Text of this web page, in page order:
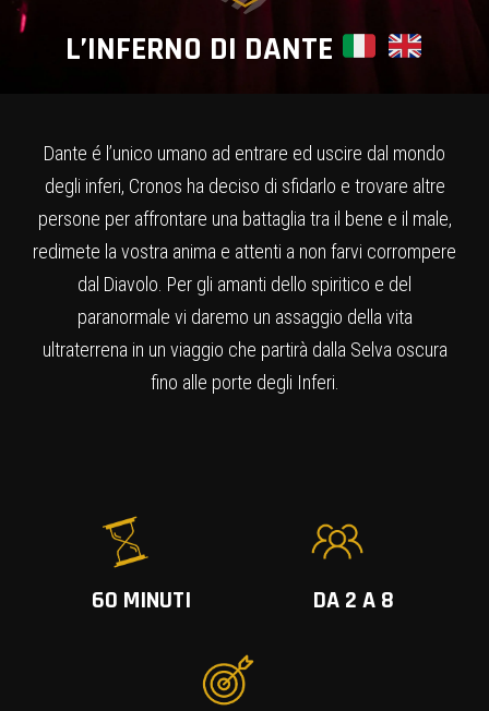
L’INFERNO DI DANTE
Dante é l’unico umano ad entrare ed uscire dal mondo
degli inferi, Cronos ha deciso di sfidarlo e trovare altre
persone per affrontare una battaglia tra il bene e il male,
redimete la vostra anima e attenti a non farvi corrompere
dal Diavolo. Per gli amanti dello spiritico e del
paranormale vi daremo un assaggio della vita
ultraterrena in un viaggio che partirà dalla Selva oscura
fino alle porte degli Inferi.
60 MINUTI DA 2 A 8